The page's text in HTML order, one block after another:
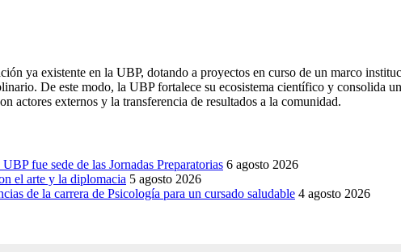
ya existente en la UBP, dotando a proyectos en curso de un marco
De este modo, la UBP fortalece su ecosistema científico y consolida
actores externos y la transferencia de resultados a la comunidad.
fue sede de las Jornadas Preparatorias 6 agosto 2026
el arte y la diplomacia 5 agosto 2026
de la carrera de Psicología para un cursado saludable 4 agosto 2026